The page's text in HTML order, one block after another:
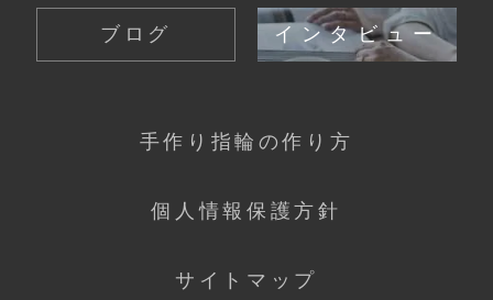
ブログ インタビュー
手作り指輪の作り方
個人情報保護方針
サイトマップ